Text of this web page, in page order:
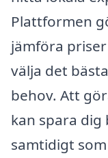
Plattformen
jämföra
välja det
behov. Att
kan spara
samtidigt